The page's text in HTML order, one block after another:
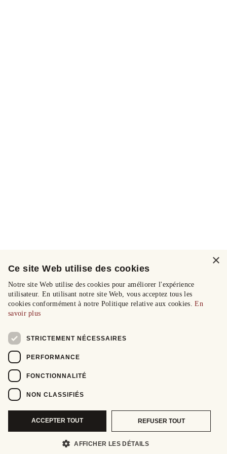
×
Ce site Web utilise des cookies
Notre site Web utilise des cookies pour améliorer l'expérience
utilisateur. En utilisant notre site Web, vous acceptez tous les
cookies conformément à notre Politique relative aux cookies.En
savoir plus
STRICTEMENT NÉCESSAIRES
PERFORMANCE
FONCTIONNALITÉ
NON CLASSIFIÉS
ACCEPTER TOUT REFUSER TOUT
AFFICHER LES DÉTAILS